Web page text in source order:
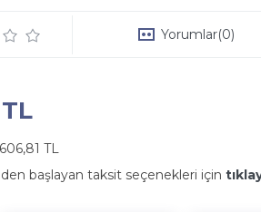
Yorumlar(0)
TL
'den başlayan taksit seçenekleri için